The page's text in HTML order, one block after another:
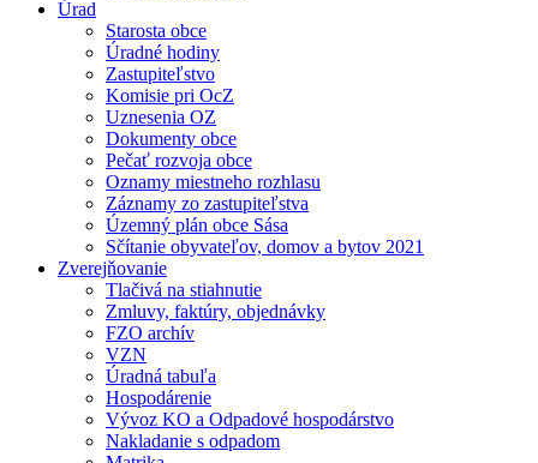
Úrad
Starosta obce
Úradné hodiny
Zastupiteľstvo
Komisie pri OcZ
Uznesenia OZ
Dokumenty obce
Pečať rozvoja obce
Oznamy miestneho rozhlasu
Záznamy zo zastupiteľstva
Územný plán obce Sása
Sčítanie obyvateľov, domov a bytov 2021
Zverejňovanie
Tlačivá na stiahnutie
Zmluvy, faktúry, objednávky
FZO archív
VZN
Úradná tabuľa
Hospodárenie
Vývoz KO a Odpadové hospodárstvo
Nakladanie s odpadom